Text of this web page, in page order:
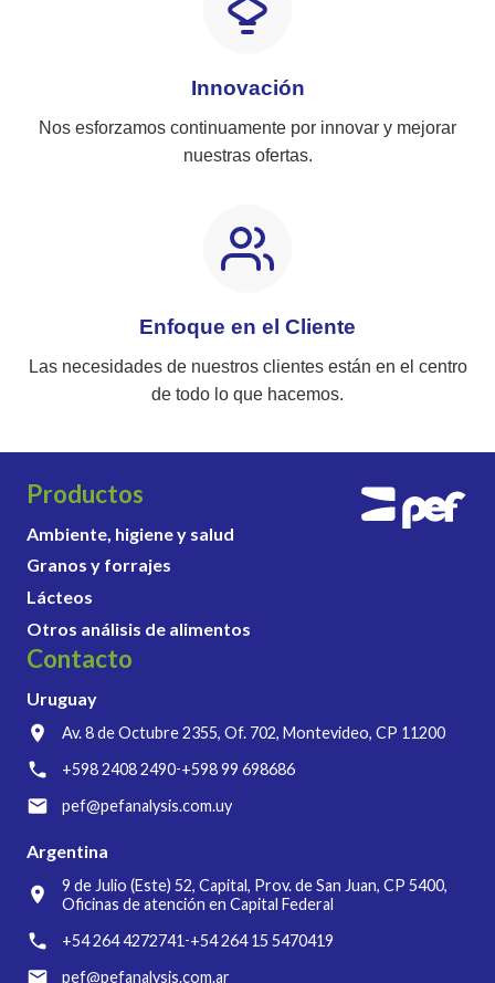
Innovación
Nos esforzamos continuamente por innovar y mejorar
nuestras ofertas.
Enfoque en el Cliente
Las necesidades de nuestros clientes están en el centro
de todo lo que hacemos.
Productos
Ambiente, higiene y salud
Granos y forrajes
Lácteos
Otros análisis de alimentos
Contacto
Uruguay
Av. 8 de Octubre 2355, Of. 702, Montevideo, CP 11200
+598 2408 2490-+598 99 698686
pef@pefanalysis.com.uy
Argentina
9 de Julio (Este) 52, Capital, Prov. de San Juan, CP 5400,
Oficinas de atención en Capital Federal
+54 264 4272741-+54 264 15 5470419
pef@pefanalysis.com.ar